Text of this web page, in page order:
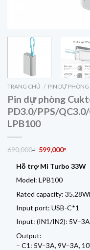
TRANG CHỦ / PIN DỰ PHÒNG
Pin dự phòng
PD3.0/PPS/
LPB100
690,000₫
Giá
là:
690,000₫.
599,000₫
tại
Hỗ trợ Mi Turbo 33W
Model: LPB100
Rated capacity:
Input port: USB-C*1
Input: (IN1/IN2):
Output:
– C1: 5V–3A, 9V–3A,